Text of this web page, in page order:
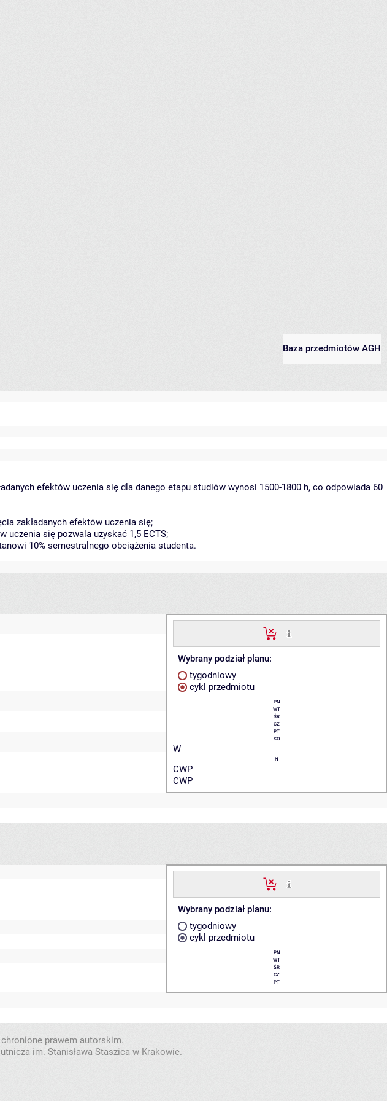
Baza przedmiotów AGH
efektów uczenia się dla danego etapu studiów wynosi 1500-1800 h, co odpowiada 60
zakładanych efektów uczenia się;
uczenia się pozwala uzyskać 1,5 ECTS;
10% semestralnego obciążenia studenta.
Wybrany podział planu:
tygodniowy
cykl przedmiotu
PN
WT
ŚR
CZ
PT
SO
W
N
CWP
CWP
Wybrany podział planu:
tygodniowy
cykl przedmiotu
PN
WT
ŚR
CZ
PT
prawem autorskim.
im. Stanisława Staszica w Krakowie.